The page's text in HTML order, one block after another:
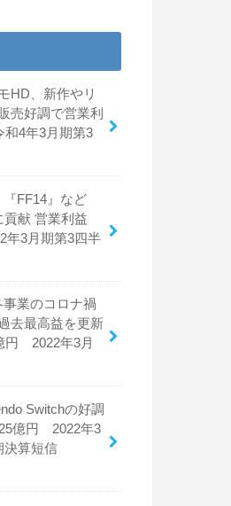
HD、新作やリ
売好調で営業利
4年3月期第3
FF14』など
貢献 営業利益
3月期第3四半
業のコロナ禍
去最高益を更新
円 2022年3月
Switchの好調
億円 2022年3
決算短信